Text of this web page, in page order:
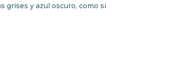
grises y azul oscuro, como si